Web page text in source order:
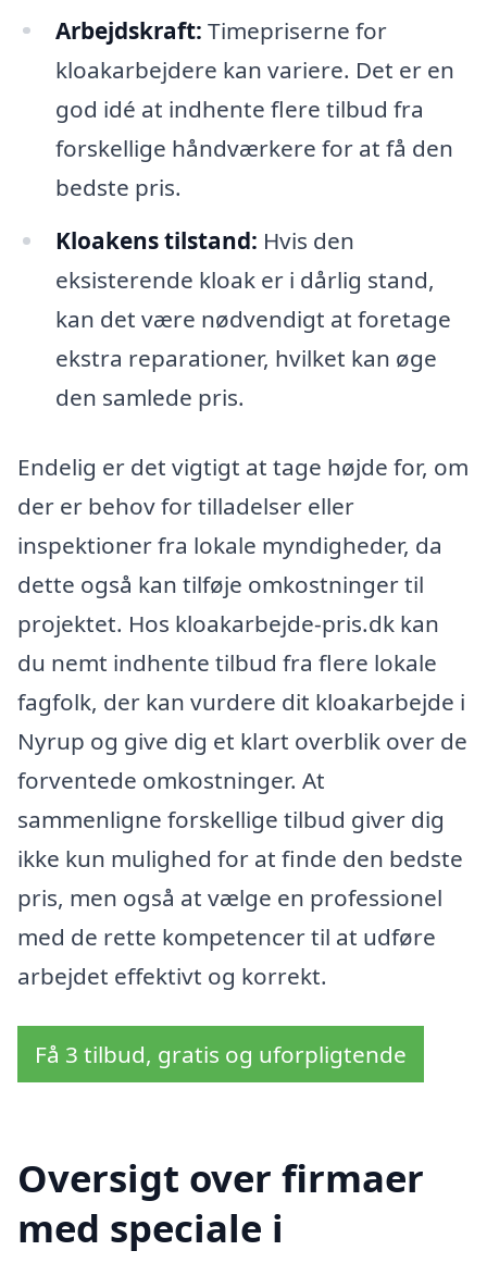
Arbejdskraft: Timepriserne for
kloakarbejdere kan variere. Det er en
god idé at indhente flere tilbud fra
forskellige håndværkere for at få den
bedste pris.
Kloakens tilstand: Hvis den
eksisterende kloak er i dårlig stand,
kan det være nødvendigt at foretage
ekstra reparationer, hvilket kan øge
den samlede pris.
Endelig er det vigtigt at tage højde for, om
der er behov for tilladelser eller
inspektioner fra lokale myndigheder, da
dette også kan tilføje omkostninger til
projektet. Hos kloakarbejde-pris.dk kan
du nemt indhente tilbud fra flere lokale
fagfolk, der kan vurdere dit kloakarbejde i
Nyrup og give dig et klart overblik over de
forventede omkostninger. At
sammenligne forskellige tilbud giver dig
ikke kun mulighed for at finde den bedste
pris, men også at vælge en professionel
med de rette kompetencer til at udføre
arbejdet effektivt og korrekt.
Få 3 tilbud, gratis og uforpligtende
Oversigt over firmaer
med speciale i